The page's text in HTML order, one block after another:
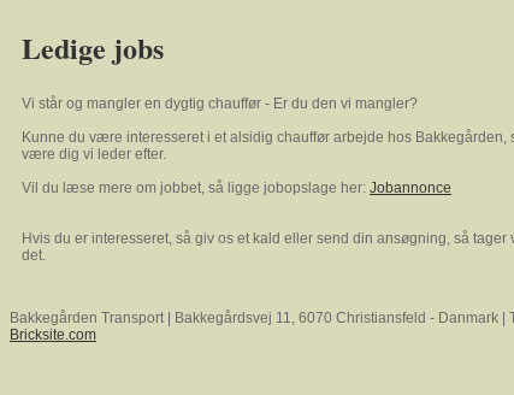
Ledige jobs
Vi står og mangler en dygtig chauffør - Er du den vi mangler?
Kunne du være interesseret i et alsidig chauffør arbejde hos Bakkegården,
være dig vi leder efter.
Vil du læse mere om jobbet, så ligge jobopslage her: Jobannonce
Hvis du er interesseret, så giv os et kald eller send din ansøgning, så tager
det.
Bakkegården Transport | Bakkegårdsvej 11, 6070 Christiansfeld - Danmark |
Bricksite.com